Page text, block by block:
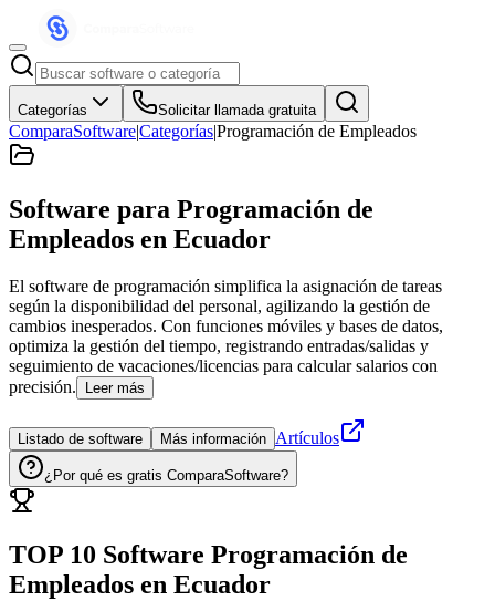
Categorías Solicitar llamada gratuita
ComparaSoftware|Categorías|Programación de Empleados
Software para Programación de
Empleados en Ecuador
El software de programación simplifica la asignación de tareas
según la disponibilidad del personal, agilizando la gestión de
cambios inesperados. Con funciones móviles y bases de datos,
optimiza la gestión del tiempo, registrando entradas/salidas y
seguimiento de vacaciones/licencias para calcular salarios con
precisión.
Leer más
Listado de software Más información Artículos
¿Por qué es gratis ComparaSoftware?
TOP 10 Software Programación de
Empleados en Ecuador